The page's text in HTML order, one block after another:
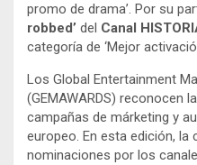
promo de drama’. Por su
robbed’ del Canal
categoría de ‘Mejor
Los Global Entertainment
(GEMAWARDS) reconocen
campañas de márketing y
europeo. En esta edición,
nominaciones por los